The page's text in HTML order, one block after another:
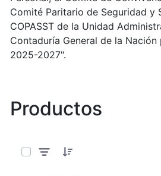
Comité Paritario de Seguridad y
COPASST de la Unidad
Contaduría General de la
2025-2027".
Productos